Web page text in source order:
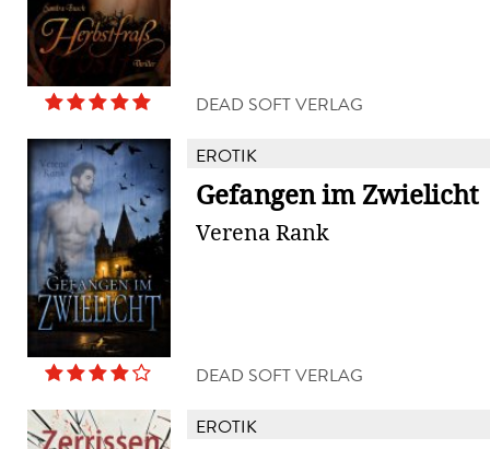
DEAD SOFT VERLAG
EROTIK
Gefangen im Zwielicht
Verena Rank
DEAD SOFT VERLAG
EROTIK